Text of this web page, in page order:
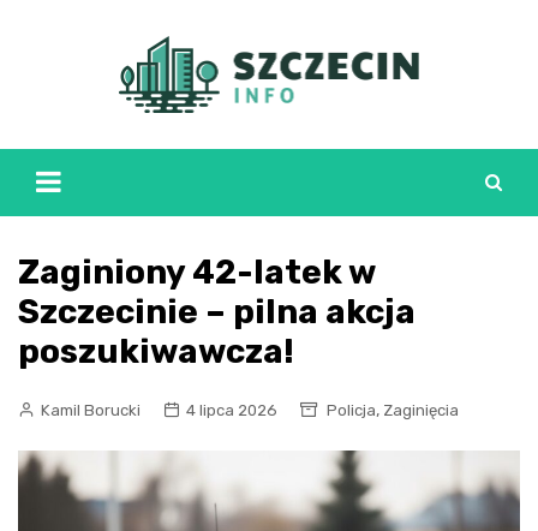
Zaginiony 42-latek w
Szczecinie – pilna akcja
poszukiwawcza!
Kamil Borucki 4 lipca 2026 Policja, Zaginięcia